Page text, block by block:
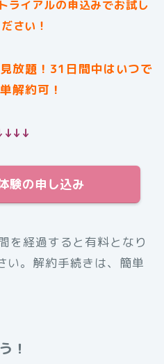
ライアルの申込みでお試し
さい！
放題！31日間中はいつで
解約可！
験の申し込み
を経過すると有料となり
い。解約手続きは、簡単
！